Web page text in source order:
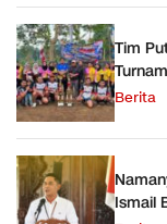
Tim
Berita
Ismail